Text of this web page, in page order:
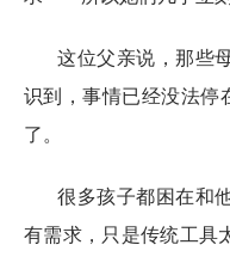
这位父亲说，那些
识到，事情已经没法停
了。
很多孩子都困在和
有需求，只是传统工具